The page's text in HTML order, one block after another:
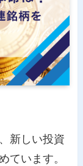
新しい投資
ています。